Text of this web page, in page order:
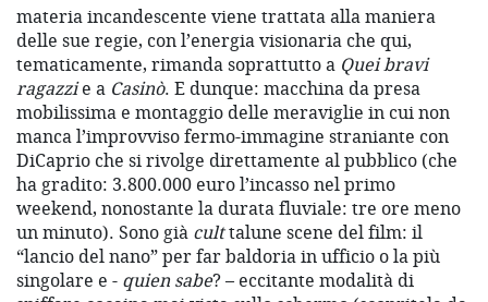
materia incandescente viene trattata alla maniera
delle sue regie, con l’energia visionaria che qui,
tematicamente, rimanda soprattutto a Quei bravi
ragazzie a Casinò. E dunque: macchina da presa
mobilissima e montaggio delle meraviglie in cui non
manca l’improvviso fermo-immagine straniante con
DiCaprio che si rivolge direttamente al pubblico (che
ha gradito: 3.800.000 euro l’incasso nel primo
weekend, nonostante la durata fluviale: tre ore meno
un minuto). Sono già culttalune scene del film: il
“lancio del nano” per far baldoria in ufficio o la più
singolare e ­- quien sabe? – eccitante modalità di